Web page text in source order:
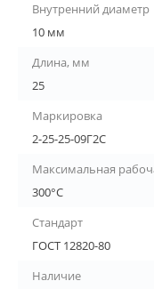
Внутренний диаметр
10 мм
Длина, мм
25
Маркировка
2-25-25-09Г2С
Максимальная
300°С
Стандарт
ГОСТ 12820-80
Наличие